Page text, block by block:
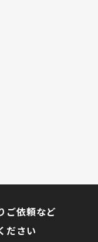
ご依頼など
ださい